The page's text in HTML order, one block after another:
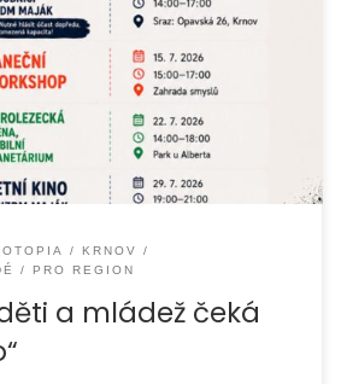
budou letos plné pohybu, tvoření,
zážitků. Město Krnov ve
spásy
připravilo pro děti […]
KRNOV
PRO REGION
a mládež čeká